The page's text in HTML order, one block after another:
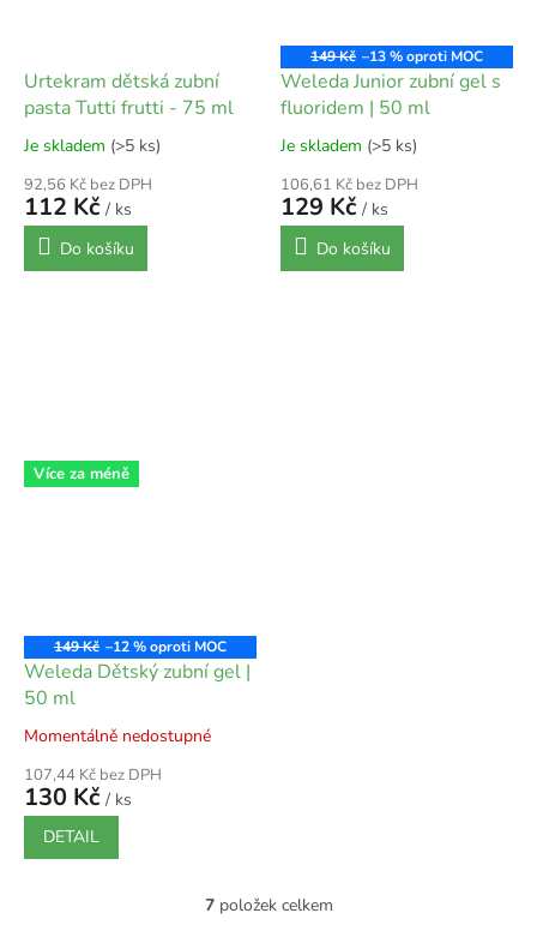
Urtekram dětská zubní
pasta Tutti frutti - 75 ml
Je skladem (>5 ks)
92,56 Kč bez DPH
112 Kč / ks
Do košíku
149 Kč –13 %
Weleda Junior zubní gel s
fluoridem | 50 ml
Je skladem (>5 ks)
106,61 Kč bez DPH
129 Kč / ks
Do košíku
Více za méně
149 Kč –12 %
Weleda Dětský zubní gel |
50 ml
Momentálně nedostupné
107,44 Kč bez DPH
130 Kč / ks
DETAIL
O
7položek celkem